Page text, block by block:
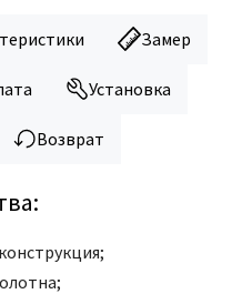
Замер
Установка
Возврат